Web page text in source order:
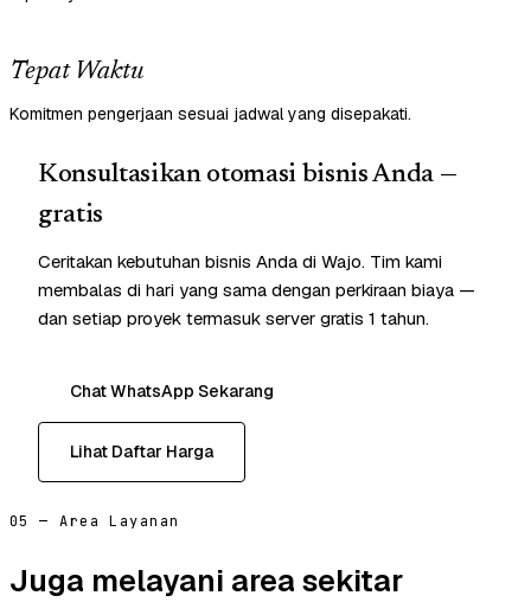
Tepat Waktu
Komitmen pengerjaan sesuai jadwal yang disepakati.
Konsultasikan otomasi bisnis Anda —
gratis
Ceritakan kebutuhan bisnis Anda di Wajo. Tim kami
membalas di hari yang sama dengan perkiraan biaya —
dan setiap proyek termasuk server gratis 1 tahun.
Chat WhatsApp Sekarang
Lihat Daftar Harga
05 — Area Layanan
Juga melayani area sekitar